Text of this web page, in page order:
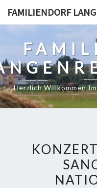
content
FAMILIENDORF
Herzlich Willkommen